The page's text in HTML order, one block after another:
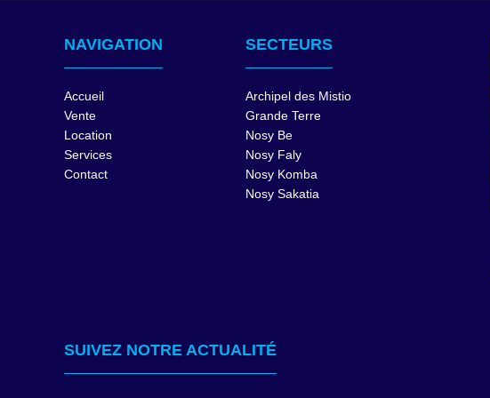
NAVIGATION
Accueil
Vente
Location
Services
Contact
SECTEURS
Archipel des Mistio
Grande Terre
Nosy Be
Nosy Faly
Nosy Komba
Nosy Sakatia
SUIVEZ NOTRE ACTUALITÉ